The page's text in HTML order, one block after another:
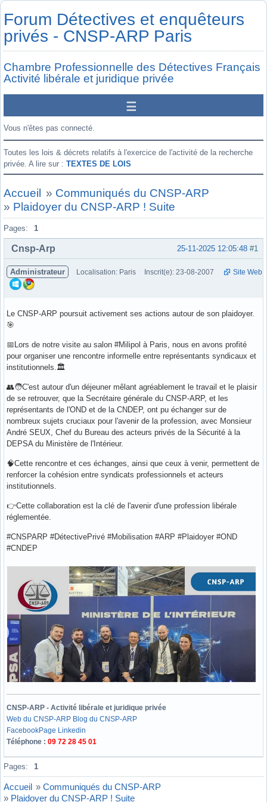
Forum Détectives et enquêteurs
privés - CNSP-ARP Paris
Chambre Professionnelle des Détectives Français
Activité libérale et juridique privée
Vous n'êtes pas connecté.
Toutes les lois & décrets relatifs à l'exercice de l'activité de la recherche
privée. A lire sur : TEXTES DE LOIS
Accueil » Communiqués du CNSP-ARP
» Plaidoyer du CNSP-ARP ! Suite
Pages: 1
#1
25-11-2025 12:05:48
Cnsp-Arp
Administrateur Localisation: Paris Inscrit(e): 23-08-2007 Site Web
Le CNSP-ARP poursuit activement ses actions autour de son plaidoyer.
🎯
📅Lors de notre visite au salon #Milipol à Paris, nous en avons profité
pour organiser une rencontre informelle entre représentants syndicaux et
institutionnels.🏛
👥🧑C'est autour d'un déjeuner mêlant agréablement le travail et le plaisir
de se retrouver, que la Secrétaire générale du CNSP-ARP, et les
représentants de l'OND et de la CNDEP, ont pu échanger sur de
nombreux sujets cruciaux pour l'avenir de la profession, avec Monsieur
André SEUX, Chef du Bureau des acteurs privés de la Sécurité à la
DEPSA du Ministère de l'Intérieur.
🧠Cette rencontre et ces échanges, ainsi que ceux à venir, permettent de
renforcer la cohésion entre syndicats professionnels et acteurs
institutionnels.
👉Cette collaboration est la clé de l'avenir d'une profession libérale
réglementée.
#CNSPARP #DétectivePrivé #Mobilisation #ARP #Plaidoyer #OND
#CNDEP
CNSP-ARP - Activité libérale et juridique privée
Web du CNSP-ARP Blog du CNSP-ARP
FacebookPage Linkedin
Téléphone : 09 72 28 45 01
Hors ligne
Pages: 1
Accueil » Communiqués du CNSP-ARP
» Plaidoyer du CNSP-ARP ! Suite